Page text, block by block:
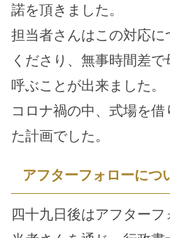
諾を頂きました。
担当者さんはこの対応
くださり、無事時間差
呼ぶことが出来ました。
コロナ禍の中、式場を
た計画でした。
アフターフォローにつ
四十九日後はアフター